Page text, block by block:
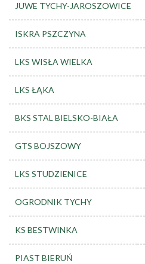
JUWE TYCHY-JAROSZOWICE
ISKRA PSZCZYNA
LKS WISŁA WIELKA
LKS ŁĄKA
BKS STAL BIELSKO-BIAŁA
GTS BOJSZOWY
LKS STUDZIENICE
OGRODNIK TYCHY
KS BESTWINKA
PIAST BIERUŃ